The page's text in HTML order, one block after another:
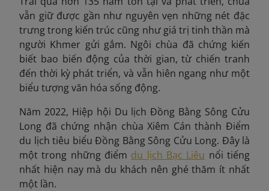
vẫn giữ được gần như nguyên vẹn những nét đặc
trưng trong kiến trúc cũng như giá trị tinh thần mà
người Khmer gửi gắm. Ngôi chùa đã chứng kiến
biết bao biến động của thời gian, từ chiến tranh
đến thời kỳ phát triển, và vẫn hiên ngang như một
biểu tượng văn hóa sống động.
Năm 2022, Hiệp hội Du lịch Đồng Bằng Sông Cửu
Long đã chứng nhận chùa Xiêm Cán thành Điểm
du lịch tiêu biểu Đồng Bằng Sông Cửu Long. Đây là
một trong những điểm du lịch Bạc Liêu nổi tiếng
nhất hiện nay mà du khách nên ghé thăm ít nhất
một lần.